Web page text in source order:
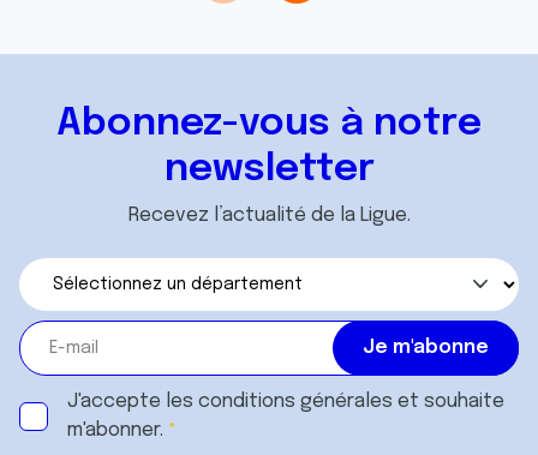
Abonnez-vous à notre
newsletter
Recevez l’actualité de la Ligue.
J'accepte les conditions générales et souhaite
m'abonner.